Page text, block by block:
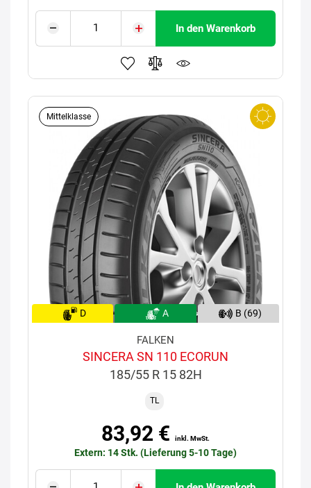
In den Warenkorb
Mittelklasse
D A B (69)
FALKEN
SINCERA SN 110 ECORUN
185/55 R 15 82H
TL
83,92 € inkl. MwSt.
Extern: 14 Stk. (Lieferung 5-10 Tage)